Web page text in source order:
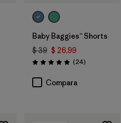
Baby Baggies™ Shorts
$ 39 $ 26,99
Valoración: 4.9 / 5
(24Comentarios
)
Compara